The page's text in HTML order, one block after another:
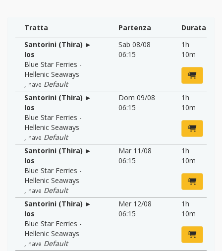
Tratta Partenza
Durata
Santorini (Thira) ►
Ios
Blue Star Ferries -
Hellenic Seaways
, nave Default
Sab 08/08
06:15
1h
10m
Santorini (Thira) ►
Ios
Blue Star Ferries -
Hellenic Seaways
, nave Default
Dom 09/08
06:15
1h
10m
Santorini (Thira) ►
Ios
Blue Star Ferries -
Hellenic Seaways
, nave Default
Mar 11/08
06:15
1h
10m
Santorini (Thira) ►
Ios
Blue Star Ferries -
Hellenic Seaways
, nave Default
Mer 12/08
06:15
1h
10m